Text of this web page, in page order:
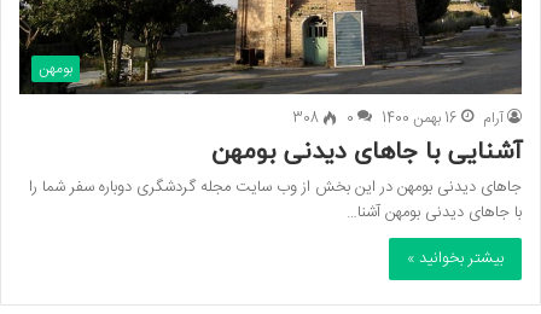
بومهن
آرام 16 بهمن 1400 0
308
آشنایی با جاهای دیدنی بومهن
جاهای دیدنی بومهن در این بخش از وب سایت مجله گردشگری دوباره سفر شما را
با جاهای دیدنی بومهن آشنا…
بیشتر بخوانید »